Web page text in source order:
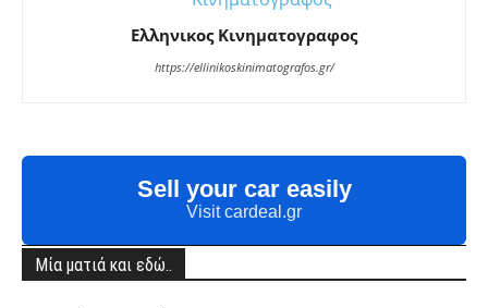
Ελληνικος Κινηματογραφος
https://ellinikoskinimatografos.gr/
Sell your car easily
Visit cardeal.gr
Μία ματιά και εδώ..